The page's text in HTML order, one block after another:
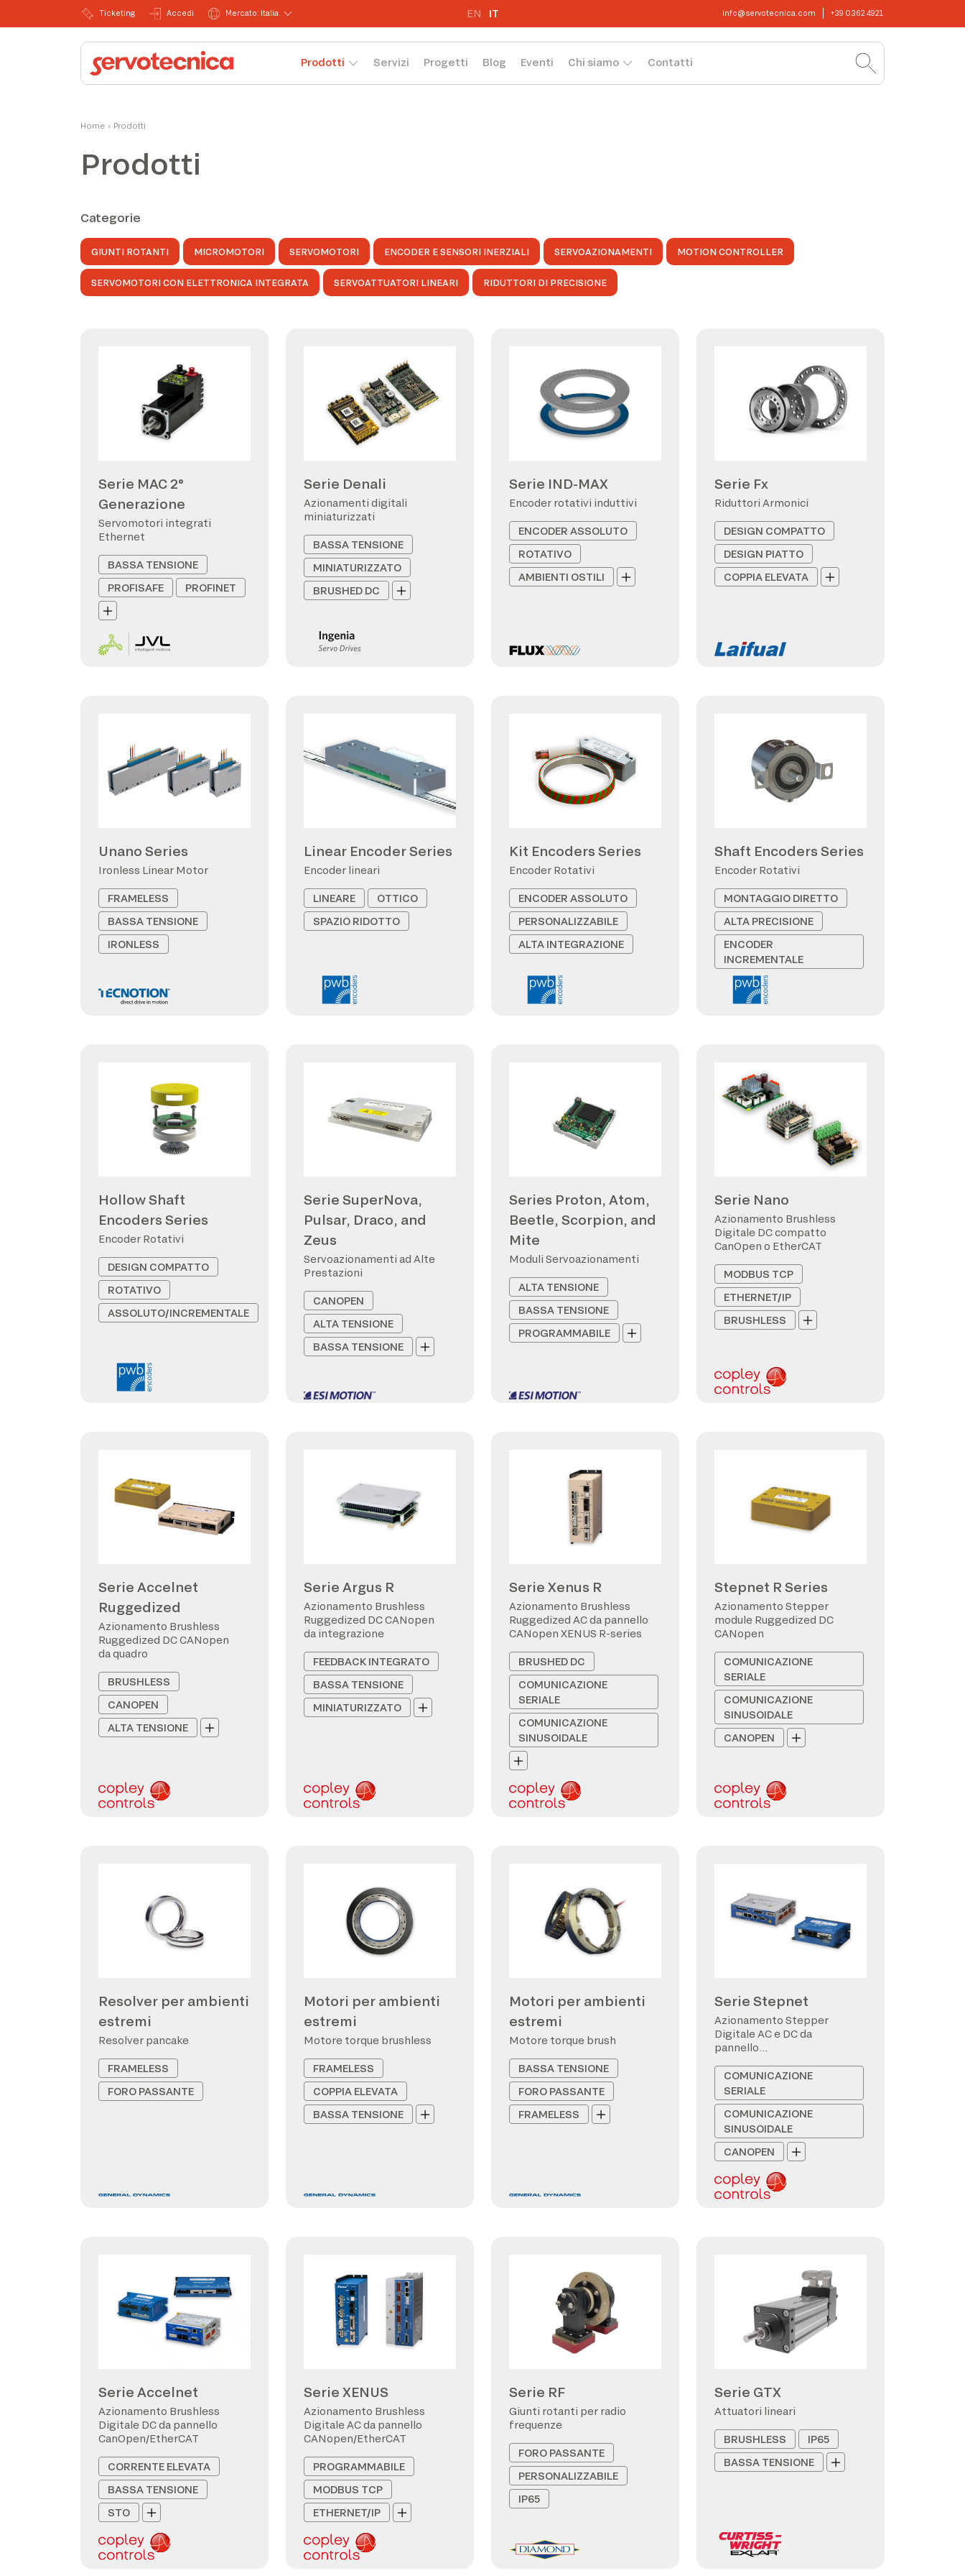
Ticketing Accedi Mercato: Italia EN IT info@servotecnica.com +39 0362 4921
Prodotti Servizi Progetti Blog Eventi Chi siamo Contatti
Home › Prodotti
Prodotti
Categorie
GIUNTI ROTANTI MICROMOTORI SERVOMOTORI ENCODER E SENSORI INERZIALI SERVOAZIONAMENTI MOTION CONTROLLER
SERVOMOTORI CON ELETTRONICA INTEGRATA SERVOATTUATORI LINEARI RIDUTTORI DI PRECISIONE
Serie MAC 2°
Generazione
Servomotori integrati
Ethernet
BASSA TENSIONE
PROFISAFE
PROFINET
Serie Denali
Azionamenti digitali
miniaturizzati
BASSA TENSIONE
MINIATURIZZATO
BRUSHED DC
Serie IND-MAX
Encoder rotativi induttivi
ENCODER ASSOLUTO
ROTATIVO
AMBIENTI OSTILI
Serie Fx
Riduttori Armonici
DESIGN COMPATTO
DESIGN PIATTO
COPPIA ELEVATA
Unano Series
Ironless Linear Motor
FRAMELESS
BASSA TENSIONE
IRONLESS
Linear Encoder Series
Encoder lineari
LINEARE
OTTICO
SPAZIO RIDOTTO
Kit Encoders Series
Encoder Rotativi
ENCODER ASSOLUTO
PERSONALIZZABILE
ALTA INTEGRAZIONE
Shaft Encoders Series
Encoder Rotativi
MONTAGGIO DIRETTO
ALTA PRECISIONE
ENCODER
INCREMENTALE
Hollow Shaft
Encoders Series
Encoder Rotativi
DESIGN COMPATTO
ROTATIVO
ASSOLUTO/INCREMENTALE
Serie SuperNova,
Pulsar, Draco, and
Zeus
Servoazionamenti ad Alte
Prestazioni
CANOPEN
ALTA TENSIONE
BASSA TENSIONE
Series Proton, Atom,
Beetle, Scorpion, and
Mite
Moduli Servoazionamenti
ALTA TENSIONE
BASSA TENSIONE
PROGRAMMABILE
Serie Nano
Azionamento Brushless
Digitale DC compatto
CanOpen o EtherCAT
MODBUS TCP
ETHERNET/IP
BRUSHLESS
Serie Accelnet
Ruggedized
Azionamento Brushless
Ruggedized DC CANopen
da quadro
BRUSHLESS
CANOPEN
ALTA TENSIONE
Serie Argus R
Azionamento Brushless
Ruggedized DC CANopen
da integrazione
FEEDBACK INTEGRATO
BASSA TENSIONE
MINIATURIZZATO
Serie Xenus R
Azionamento Brushless
Ruggedized AC da pannello
CANopen XENUS R-series
BRUSHED DC
COMUNICAZIONE
SERIALE
COMUNICAZIONE
SINUSOIDALE
Stepnet R Series
Azionamento Stepper
module Ruggedized DC
CANopen
COMUNICAZIONE
SERIALE
COMUNICAZIONE
SINUSOIDALE
CANOPEN
Resolver per ambienti
estremi
Resolver pancake
FRAMELESS
FORO PASSANTE
Motori per ambienti
estremi
Motore torque brushless
FRAMELESS
COPPIA ELEVATA
BASSA TENSIONE
Motori per ambienti
estremi
Motore torque brush
BASSA TENSIONE
FORO PASSANTE
FRAMELESS
Serie Stepnet
Azionamento Stepper
Digitale AC e DC da
pannello
COMUNICAZIONE
SERIALE
COMUNICAZIONE
SINUSOIDALE
CANOPEN
Serie Accelnet
Azionamento Brushless
Digitale DC da pannello
CanOpen/EtherCAT
CORRENTE ELEVATA
BASSA TENSIONE
STO
Serie XENUS
Azionamento Brushless
Digitale AC da pannello
CANopen/EtherCAT
PROGRAMMABILE
MODBUS TCP
ETHERNET/IP
Serie RF
Giunti rotanti per radio
frequenze
FORO PASSANTE
PERSONALIZZABILE
IP65
Serie GTX
Attuatori lineari
BRUSHLESS
IP65
BASSA TENSIONE